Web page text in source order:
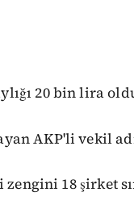
20 bin lira
AKP'li vekil
18 şirket